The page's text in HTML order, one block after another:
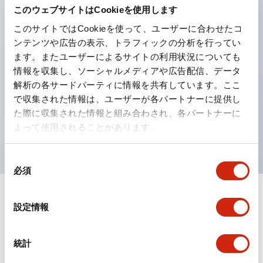
このウェブサイトはCookieを使用します
このサイトではCookieを使って、ユーザーに合わせたコ
ンテンツや広告の表示、トラフィックの分析を行ってい
ます。またユーザーによるサイトの利用状況についても
情報を収集し、ソーシャルメディアや広告配信、データ
解析の各サードパーティに情報を共有しています。ここ
で収集された情報は、ユーザーが各パートナーに提供し
た際に収集された情報と組み合わされ、各パートナーに
よって使用されることがあります。
必須
設定情報
統計
を搭載。
高電圧タイプのLED球が搭載可能になり、ダイレクト
タイプの定格使用電圧が最大240Vまで対応可能になり
ました。
ひとつで6色の役をこなすLED球（LSRD球）。これま
で色ごとに分かれていたLED球を、1色のLED球で各色
を表現できるようにしました。
UL、CSA、TÜV、CCC認証品。
仕様 すべて展開+